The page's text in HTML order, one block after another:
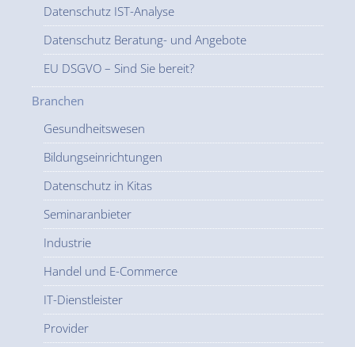
Datenschutz IST-Analyse
Datenschutz Beratung- und Angebote
EU DSGVO – Sind Sie bereit?
Branchen
Gesundheitswesen
Bildungseinrichtungen
Datenschutz in Kitas
Seminaranbieter
Industrie
Handel und E-Commerce
IT-Dienstleister
Provider